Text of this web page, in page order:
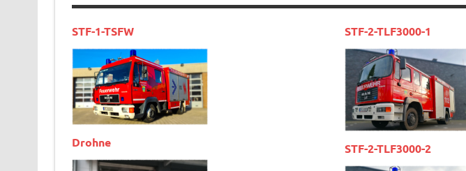
STF-1-TSFW
Drohne
STF-2-TLF3000-1
STF-2-TLF3000-2